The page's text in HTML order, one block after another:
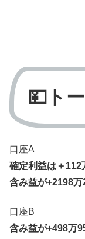
💴ト
口座A
確定利益は＋112
含み益が+2198万
口座B
含み益が+498万